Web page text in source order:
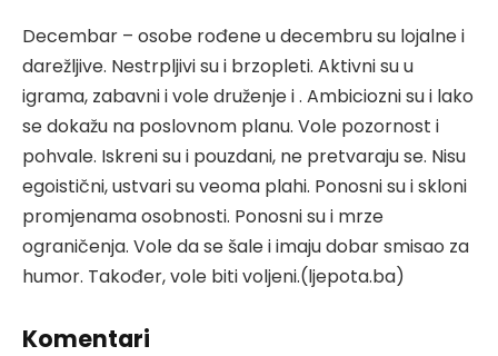
Decembar – osobe rođene u decembru su lojalne i
darežljive. Nestrpljivi su i brzopleti. Aktivni su u
igrama, zabavni i vole druženje i . Ambiciozni su i lako
se dokažu na poslovnom planu. Vole pozornost i
pohvale. Iskreni su i pouzdani, ne pretvaraju se. Nisu
egoistični, ustvari su veoma plahi. Ponosni su i skloni
promjenama osobnosti. Ponosni su i mrze
ograničenja. Vole da se šale i imaju dobar smisao za
humor. Također, vole biti voljeni.(ljepota.ba)
Komentari